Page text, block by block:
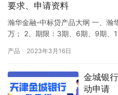
要求、申请资料
瀚华金融-中标贷产品大纲 一、瀚
万； 2、期限：3期、6期、9期、
1.25%（优质档）； 普通档：
求：50以内…
产品 2023年3月16日
金城银
动申请